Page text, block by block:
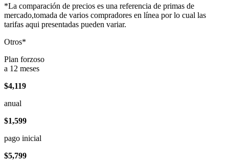
*La comparación de precios es una referencia de primas de
mercado,tomada de varios compradores en línea por lo cual las
tarifas aqui presentadas pueden variar.
Otros*
Plan forzoso
a 12 meses
$4,119
anual
$1,599
pago inicial
$5,799